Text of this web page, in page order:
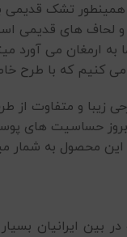
همینطور تشک
لحاف های قدیمی
به ارمغان می آورد
می کنیم که با طرح
بروز حساسیت های
این محصول به شمار
بین ایرانیان